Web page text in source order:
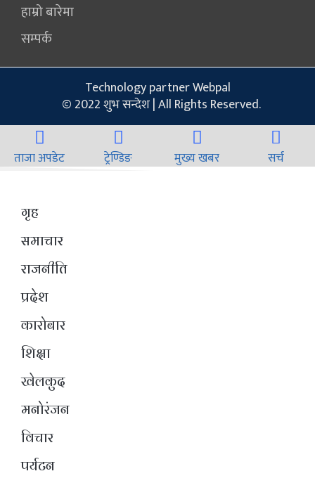
हाम्रो बारेमा
सम्पर्क
© 2022 शुभ सन्देश | All Rights Reserved.
Technology partner Webpal
ताजा अपडेट ट्रेण्डिङ मुख्य खबर सर्च
गृह
समाचार
राजनीति
प्रदेश
कारोबार
शिक्षा
खेलकुद
मनोरंजन
विचार
पर्यटन